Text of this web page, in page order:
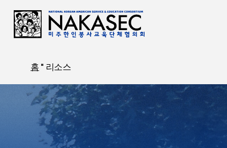
로
검색하려면 Enter 키를, 닫으려면 ESC 키를 누릅니다.
홈 " 리소스